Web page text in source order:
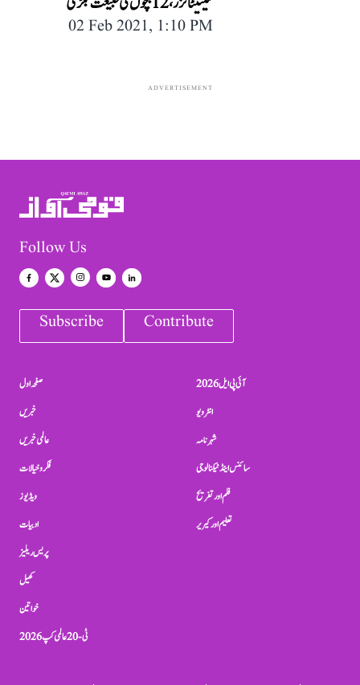
02 Feb 2021, 1:10 PM
ADVERTISEMENT
Follow Us
Subscribe Contribute
صفحہ اول
خبریں
عالمی خبریں
فکر و خیالات
ویڈیوز
ادبیات
پریس ریلیز
کھیل
خواتین
ٹی-20 عالمی کپ 2026
آئی پی ایل 2026
انٹرویو
شہرنامہ
سائنس اینڈ ٹیکنالوجی
فلم اور تفریح
تعلیم اور کیریر